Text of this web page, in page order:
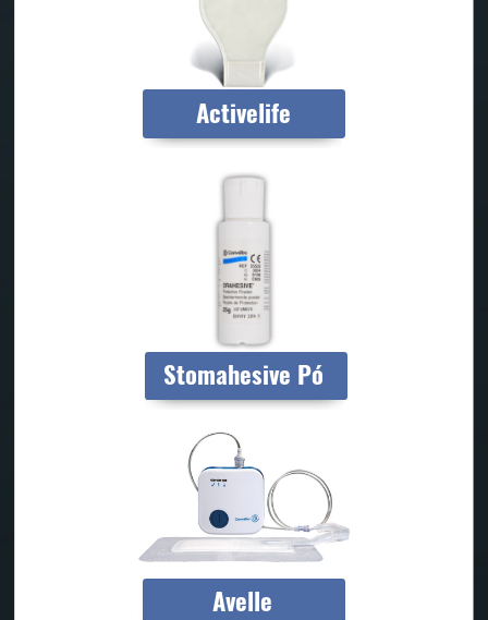
Activelife
Stomahesive Pó
Avelle